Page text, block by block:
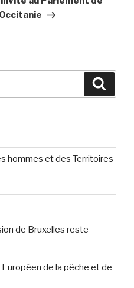
hommes et des Territoires
de Bruxelles reste
de la pêche et de